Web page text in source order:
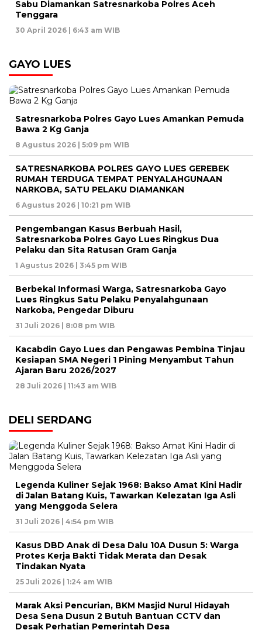
Sabu Diamankan Satresnarkoba Polres Aceh
Tenggara
30 April 2026 | 6:43 am WIB
GAYO LUES
Satresnarkoba Polres Gayo Lues Amankan Pemuda
Bawa 2 Kg Ganja
8 Agustus 2026 | 5:09 pm WIB
SATRESNARKOBA POLRES GAYO LUES GEREBEK
RUMAH TERDUGA TEMPAT PENYALAHGUNAAN
NARKOBA, SATU PELAKU DIAMANKAN
6 Agustus 2026 | 10:21 pm WIB
Pengembangan Kasus Berbuah Hasil,
Satresnarkoba Polres Gayo Lues Ringkus Dua
Pelaku dan Sita Ratusan Gram Ganja
1 Agustus 2026 | 3:45 pm WIB
Berbekal Informasi Warga, Satresnarkoba Gayo
Lues Ringkus Satu Pelaku Penyalahgunaan
Narkoba, Pengedar Diburu
31 Juli 2026 | 8:08 pm WIB
Kacabdin Gayo Lues dan Pengawas Pembina Tinjau
Kesiapan SMA Negeri 1 Pining Menyambut Tahun
Ajaran Baru 2026/2027
28 Juli 2026 | 11:43 am WIB
DELI SERDANG
Legenda Kuliner Sejak 1968: Bakso Amat Kini Hadir
di Jalan Batang Kuis, Tawarkan Kelezatan Iga Asli
yang Menggoda Selera
31 Juli 2026 | 4:54 pm WIB
Kasus DBD Anak di Desa Dalu 10A Dusun 5: Warga
Protes Kerja Bakti Tidak Merata dan Desak
Tindakan Nyata
25 Juli 2026 | 1:24 am WIB
Marak Aksi Pencurian, BKM Masjid Nurul Hidayah
Desa Sena Dusun 2 Butuh Bantuan CCTV dan
Desak Perhatian Pemerintah Desa